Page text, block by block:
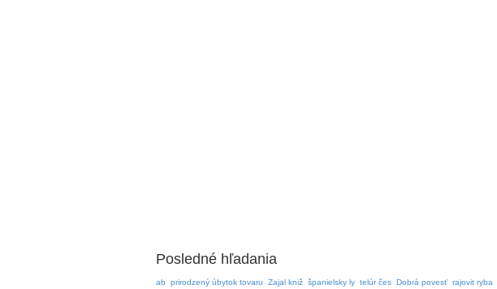
Posledné hľadania
ab prirodzený úbytok tovaru Zajal kniž španielsky ly telúr čes Dobrá povesť rajovit ryba